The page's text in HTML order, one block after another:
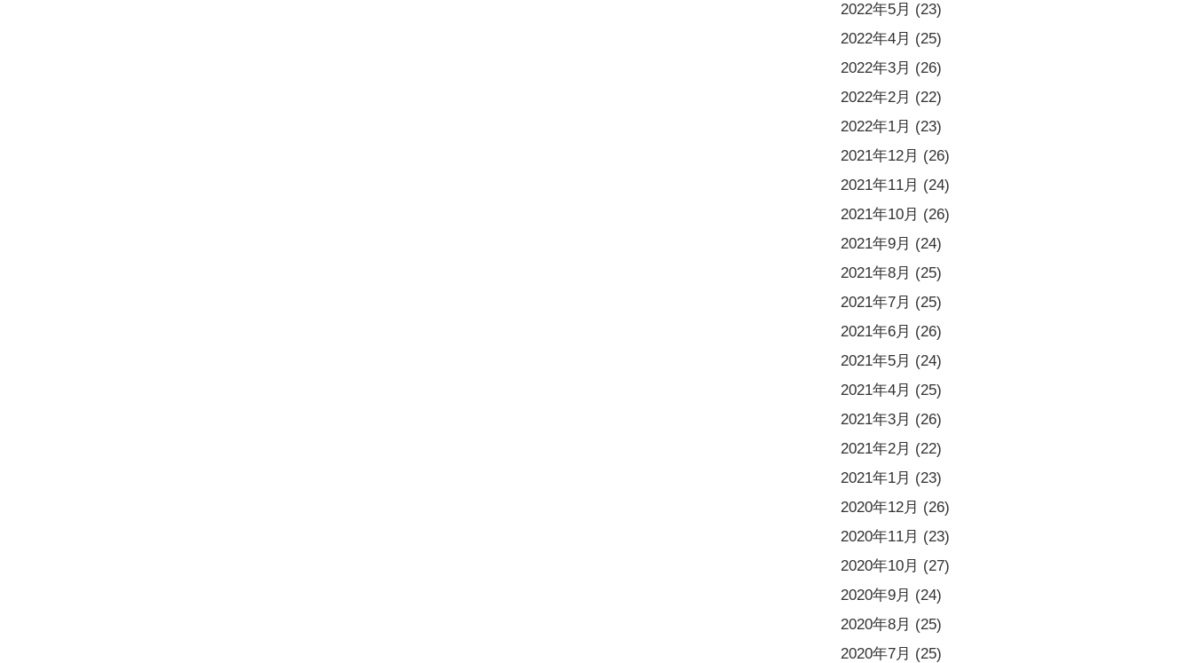
2022年5月 (23)
2022年4月 (25)
2022年3月 (26)
2022年2月 (22)
2022年1月 (23)
2021年12月 (26)
2021年11月 (24)
2021年10月 (26)
2021年9月 (24)
2021年8月 (25)
2021年7月 (25)
2021年6月 (26)
2021年5月 (24)
2021年4月 (25)
2021年3月 (26)
2021年2月 (22)
2021年1月 (23)
2020年12月 (26)
2020年11月 (23)
2020年10月 (27)
2020年9月 (24)
2020年8月 (25)
2020年7月 (25)